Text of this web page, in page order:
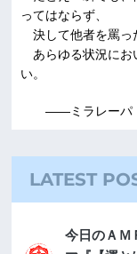
ってはならず、
決して他者を罵っ
あらゆる状況にお
い。
――ミラレーパ
LATEST
今日のＡＭ